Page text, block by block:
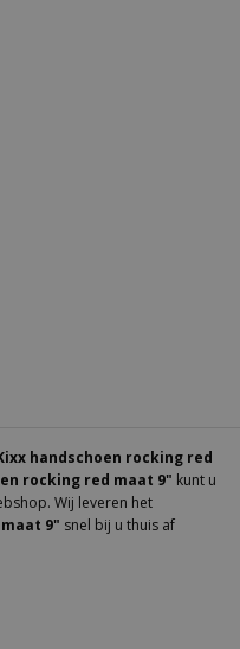
handschoen rocking red
rocking red maat 9" kunt u
Wij leveren het
9" snel bij u thuis af